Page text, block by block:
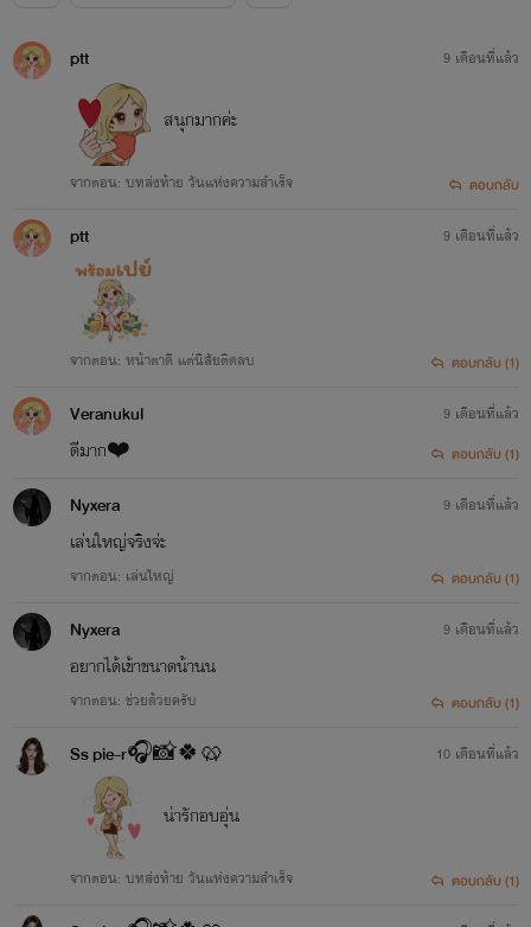
ptt
สนุกมากค่ะ
จากตอน: บทส่งท้าย วันแห่งความสำเร็จ
9 เดือนที่แล้ว
ตอบกลับ
ptt
จากตอน: หน้าตาดี แต่นิสัยติดลบ
9 เดือนที่แล้ว
ตอบกลับ (1)
Veranukul
ดีมาก❤️
9 เดือนที่แล้ว
ตอบกลับ (1)
Nyxera
เล่นใหญ่จริงจ่ะ
จากตอน: เล่นใหญ่
9 เดือนที่แล้ว
ตอบกลับ (1)
Nyxera
อยากได้เข้าขนาดน้านน
จากตอน: ช่วยด้วยครับ
9 เดือนที่แล้ว
ตอบกลับ (1)
Ss pie-r🎧📸🍀🥨
น่ารักอบอุ่น
จากตอน: บทส่งท้าย วันแห่งความสำเร็จ
10 เดือนที่แล้ว
ตอบกลับ (1)